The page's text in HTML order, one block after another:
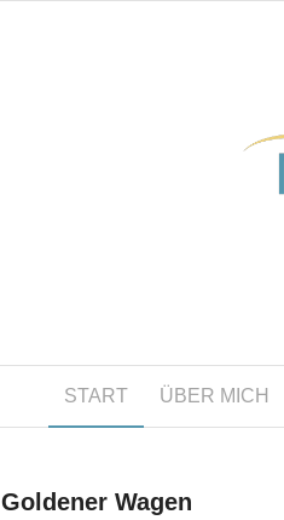
START ÜBER MICH
Goldener Wagen